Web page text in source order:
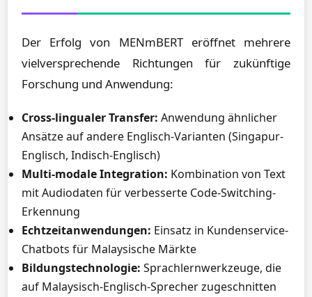
Der Erfolg von MENmBERT eröffnet mehrere
vielversprechende Richtungen für zukünftige
Forschung und Anwendung:
Cross-lingualer Transfer: Anwendung ähnlicher
Ansätze auf andere Englisch-Varianten (Singapur-
Englisch, Indisch-Englisch)
Multi-modale Integration: Kombination von Text
mit Audiodaten für verbesserte Code-Switching-
Erkennung
Echtzeitanwendungen: Einsatz in Kundenservice-
Chatbots für Malaysische Märkte
Bildungstechnologie: Sprachlernwerkzeuge, die
auf Malaysisch-Englisch-Sprecher zugeschnitten